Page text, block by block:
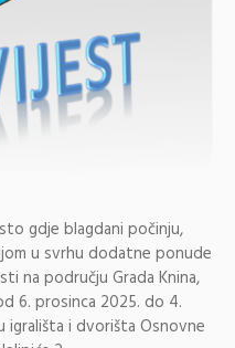
gdje blagdani počinju,
u svrhu dodatne ponude
na području Grada Knina,
6. prosinca 2025. do 4.
igrališta i dvorišta Osnovne